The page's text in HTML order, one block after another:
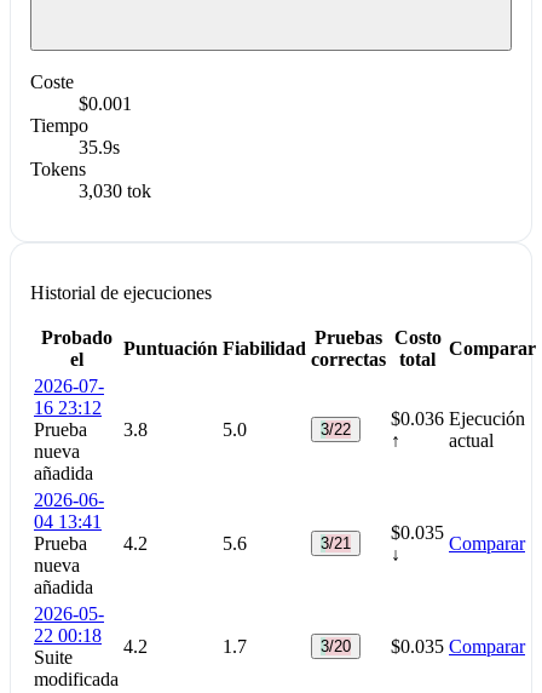
Coste
$0.001
Tiempo
35.9s
Tokens
3,030 tok
Historial de ejecuciones
Probado
el
Puntuación Fiabilidad
Pruebas
correctas
Costo
total
Comparar
2026-07-
16 23:12
Prueba
nueva
añadida
3.8 5.0 3/22
$0.036
↑
Ejecución
actual
2026-06-
04 13:41
Prueba
nueva
añadida
4.2 5.6 3/21
$0.035
↓
Comparar
2026-05-
22 00:18
Suite
modificada
4.2 1.7 3/20 $0.035 Comparar